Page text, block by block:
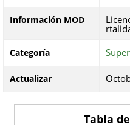
Información MOD
Categoría
Actualizar
Tabla